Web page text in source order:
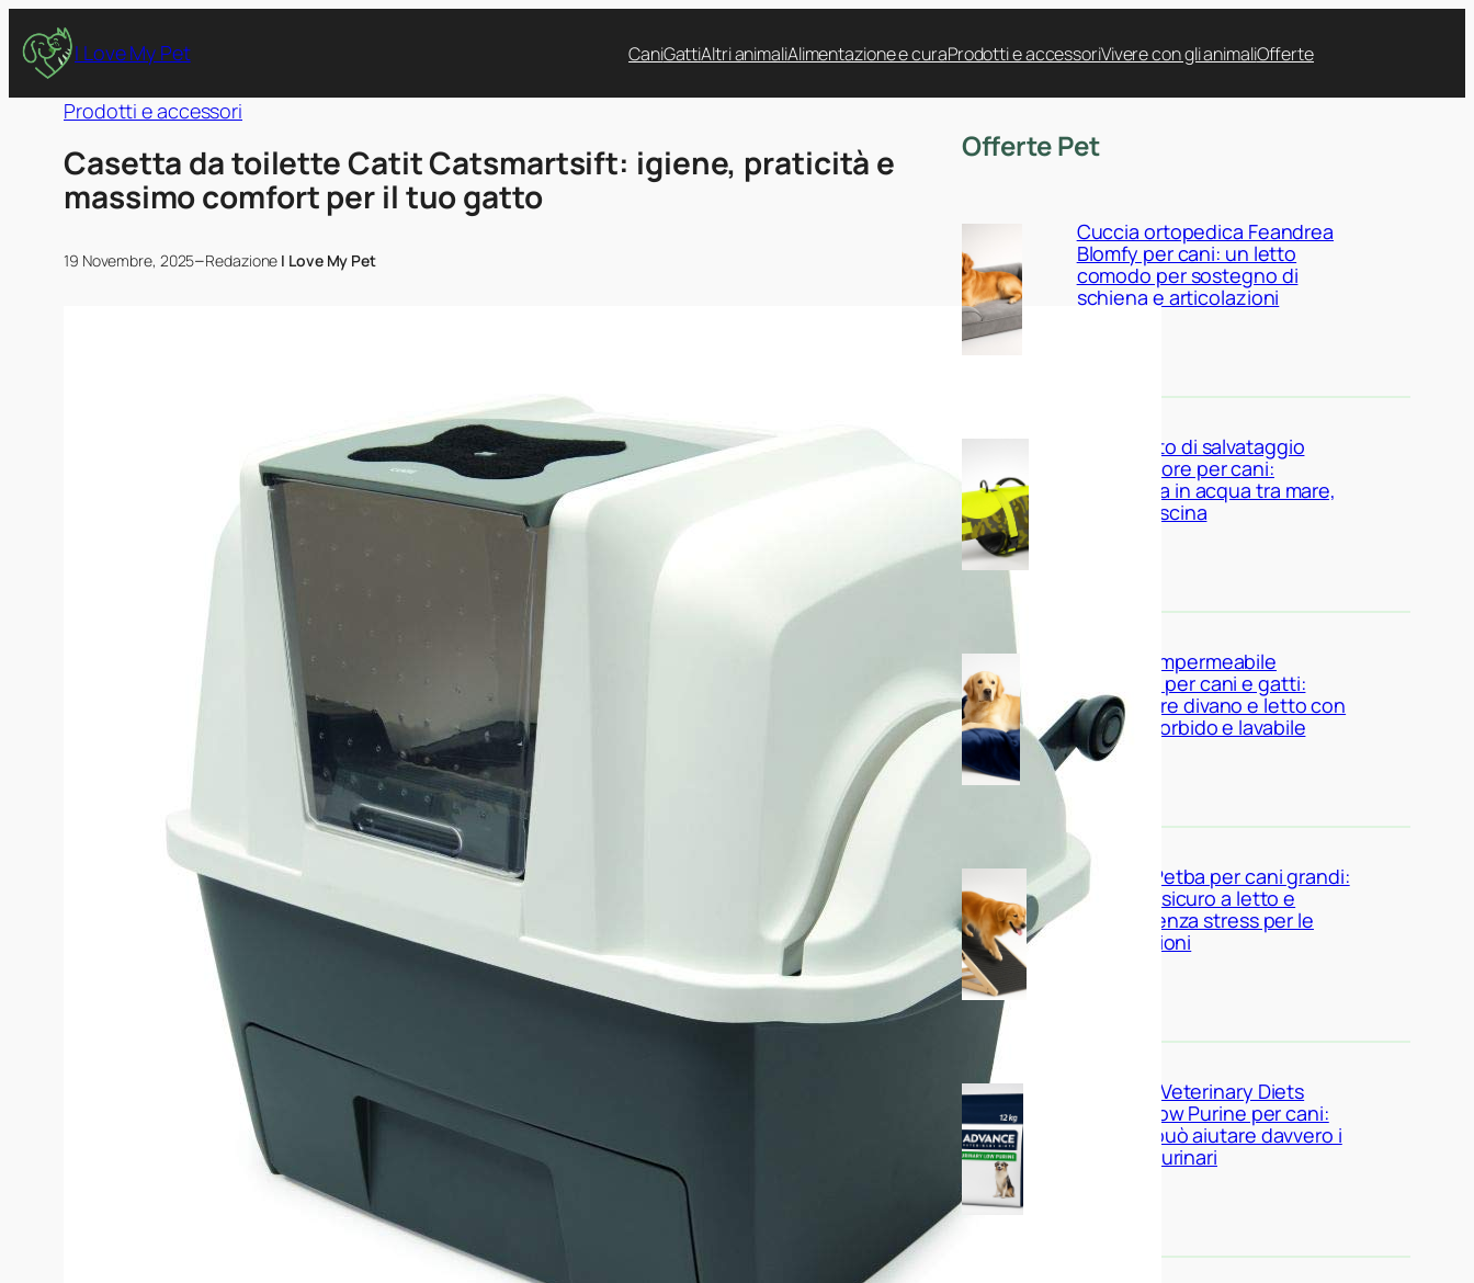
I Love My Pet CaniGattiAltri animaliAlimentazione e curaProdotti e accessoriVivere con gli animaliOfferte
Prodotti e accessori
Casetta da toilette Catit Catsmartsift: igiene, praticità e
massimo comfort per il tuo gatto
19 Novembre, 2025–Redazione I Love My Pet
Offerte Pet
Cuccia ortopedica Feandrea
Blomfy per cani: un letto
comodo per sostegno di
schiena e articolazioni
Giubbotto di salvataggio
Queenmore per cani:
sicurezza in acqua tra mare,
lago e piscina
Coperta impermeabile
Dreamzie per cani e gatti:
proteggere divano e letto con
un telo morbido e lavabile
Rampa iPetba per cani grandi:
accesso sicuro a letto e
divano senza stress per le
articolazioni
Advance Veterinary Diets
Urinary Low Purine per cani:
quando può aiutare davvero i
problemi urinari